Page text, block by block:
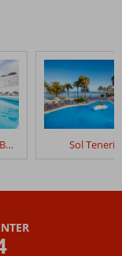
Checkin Atlantida Bungalows Sol